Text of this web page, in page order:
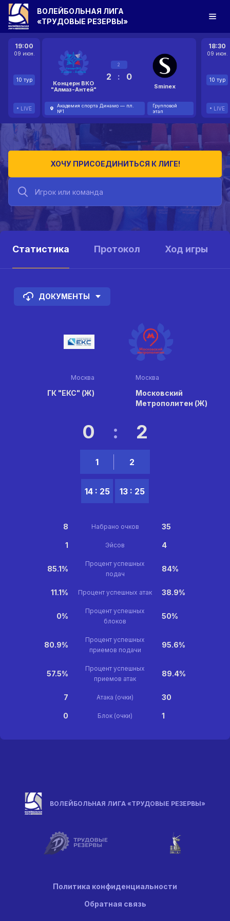
19:00
09 июн.
10 тур
LIVE
Концерн ВКО
"Алмаз-Антей"
2
2 : 0
Sminex
Академия спорта Динамо — пл.
№1
Групповой
этап
18:30
09 июн.
10 тур
LIVE
ВОЛЕЙБОЛЬНАЯ ЛИГА
«ТРУДОВЫЕ РЕЗЕРВЫ»
ХОЧУ ПРИСОЕДИНИТЬСЯ К ЛИГЕ!
Статистика Протокол Ход игры
ДОКУМЕНТЫ
Москва
ГК "ЕКС" (Ж)
0 : 2
1
14 : 25
2
13 : 25
Москва
Московский
Метрополитен (Ж)
8 Набрано очков 35
1 Эйсов 4
85.1%
Процент успешных
подач
84%
11.1% Процент успешных атак 38.9%
0%
Процент успешных
блоков
50%
80.9%
Процент успешных
приемов подачи
95.6%
57.5%
Процент успешных
приемов атак
89.4%
7 Атака (очки) 30
0 Блок (очки) 1
ВОЛЕЙБОЛЬНАЯ ЛИГА «ТРУДОВЫЕ РЕЗЕРВЫ»
Политика конфиденциальности
Обратная связь